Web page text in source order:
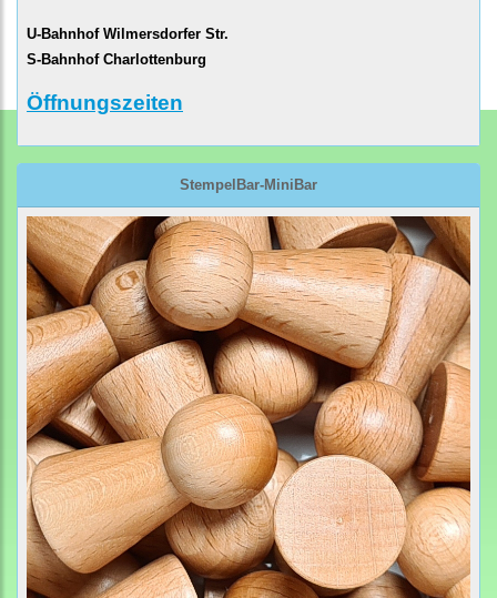
U-Bahnhof Wilmersdorfer Str.
S-Bahnhof Charlottenburg
Öffnungszeiten
StempelBar-MiniBar